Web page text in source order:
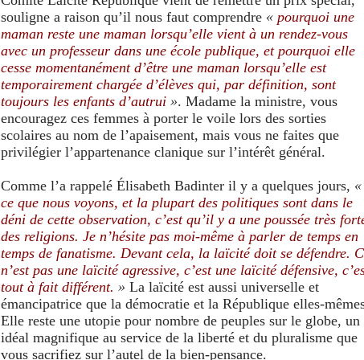
souligne a raison qu’il nous faut comprendre « pourquoi une
maman reste une maman lorsqu’elle vient à un rendez-vous
avec un professeur dans une école publique, et pourquoi elle
cesse momentanément d’être une maman lorsqu’elle est
temporairement chargée d’élèves qui, par définition, sont
toujours les enfants d’autrui ». Madame la ministre, vous
encouragez ces femmes à porter le voile lors des sorties
scolaires au nom de l’apaisement, mais vous ne faites que
privilégier l’appartenance clanique sur l’intérêt général.
Comme l’a rappelé Élisabeth Badinter il y a quelques jours, «
ce que nous voyons, et la plupart des politiques sont dans le
déni de cette observation, c’est qu’il y a une poussée très
des religions. Je n’hésite pas moi-même à parler de temps en
temps de fanatisme. Devant cela, la laïcité doit se défendre.
n’est pas une laïcité agressive, c’est une laïcité défensive,
tout à fait différent. » La laïcité est aussi universelle et
émancipatrice que la démocratie et la République elles-
Elle reste une utopie pour nombre de peuples sur le globe, un
idéal magnifique au service de la liberté et du pluralisme que
vous sacrifiez sur l’autel de la bien-pensance.